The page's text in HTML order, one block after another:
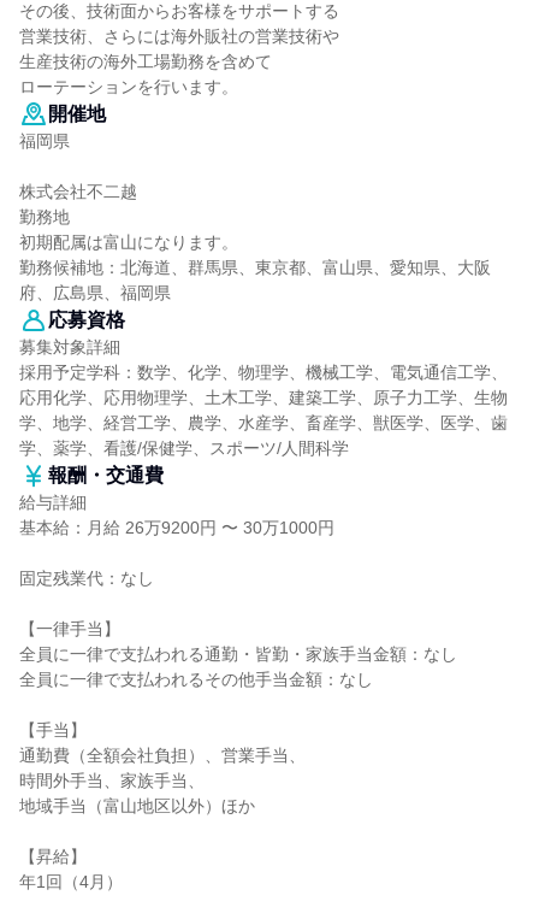
その後、技術面からお客様をサポートする
営業技術、さらには海外販社の営業技術や
生産技術の海外工場勤務を含めて
ローテーションを行います。
開催地
福岡県
株式会社不二越
勤務地
初期配属は富山になります。
勤務候補地：北海道、群馬県、東京都、富山県、愛知県、大阪
府、広島県、福岡県
応募資格
募集対象詳細
採用予定学科：数学、化学、物理学、機械工学、電気通信工学、
応用化学、応用物理学、土木工学、建築工学、原子力工学、生物
学、地学、経営工学、農学、水産学、畜産学、獣医学、医学、歯
学、薬学、看護/保健学、スポーツ/人間科学
報酬・交通費
給与詳細
基本給：月給 26万9200円 〜 30万1000円
固定残業代：なし
【一律手当】
全員に一律で支払われる通勤・皆勤・家族手当金額：なし
全員に一律で支払われるその他手当金額：なし
【手当】
通勤費（全額会社負担）、営業手当、
時間外手当、家族手当、
地域手当（富山地区以外）ほか
【昇給】
年1回（4月）